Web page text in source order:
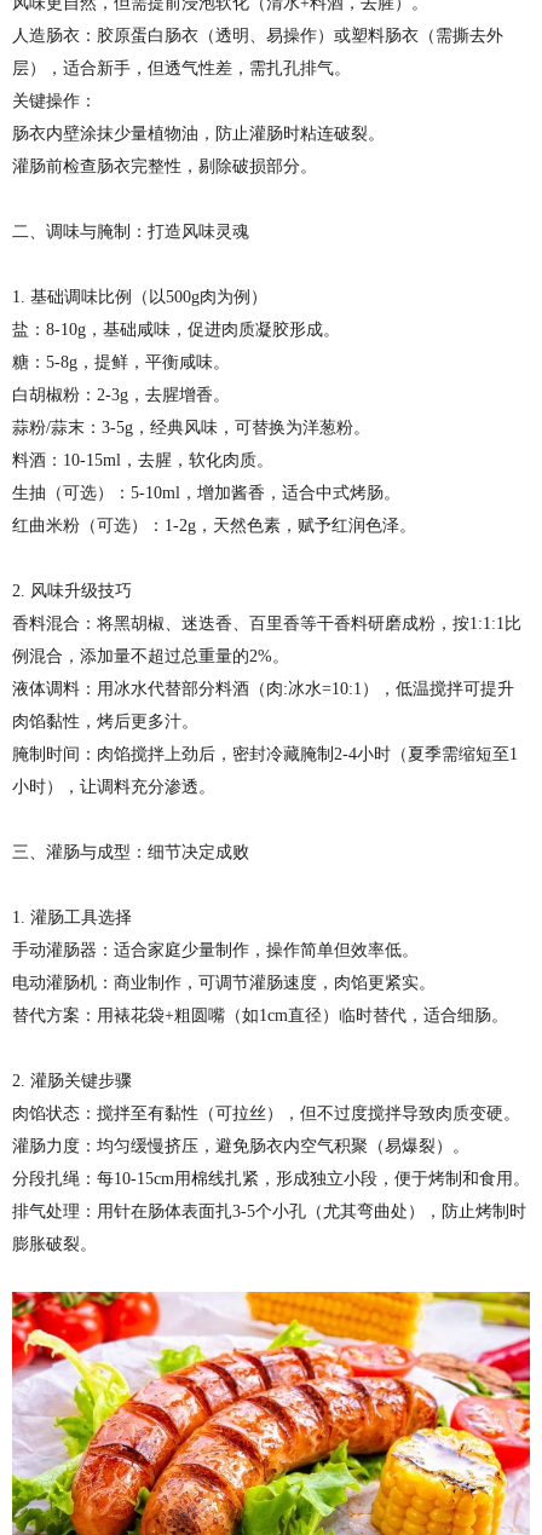
人造肠衣：胶原蛋白肠衣（透明、易操作）或塑料肠衣（需撕去外
层），适合新手，但透气性差，需扎孔排气。
关键操作：
肠衣内壁涂抹少量植物油，防止灌肠时粘连破裂。
灌肠前检查肠衣完整性，剔除破损部分。
二、调味与腌制：打造风味灵魂
1. 基础调味比例（以500g肉为例）
盐：8-10g，基础咸味，促进肉质凝胶形成。
糖：5-8g，提鲜，平衡咸味。
白胡椒粉：2-3g，去腥增香。
蒜粉/蒜末：3-5g，经典风味，可替换为洋葱粉。
料酒：10-15ml，去腥，软化肉质。
生抽（可选）：5-10ml，增加酱香，适合中式烤肠。
红曲米粉（可选）：1-2g，天然色素，赋予红润色泽。
2. 风味升级技巧
香料混合：将黑胡椒、迷迭香、百里香等干香料研磨成粉，按1:1:1比
例混合，添加量不超过总重量的2%。
液体调料：用冰水代替部分料酒（肉:冰水=10:1），低温搅拌可提升
肉馅黏性，烤后更多汁。
腌制时间：肉馅搅拌上劲后，密封冷藏腌制2-4小时（夏季需缩短至1
小时），让调料充分渗透。
三、灌肠与成型：细节决定成败
1. 灌肠工具选择
手动灌肠器：适合家庭少量制作，操作简单但效率低。
电动灌肠机：商业制作，可调节灌肠速度，肉馅更紧实。
替代方案：用裱花袋+粗圆嘴（如1cm直径）临时替代，适合细肠。
2. 灌肠关键步骤
肉馅状态：搅拌至有黏性（可拉丝），但不过度搅拌导致肉质变硬。
灌肠力度：均匀缓慢挤压，避免肠衣内空气积聚（易爆裂）。
分段扎绳：每10-15cm用棉线扎紧，形成独立小段，便于烤制和食用。
排气处理：用针在肠体表面扎3-5个小孔（尤其弯曲处），防止烤制时
膨胀破裂。